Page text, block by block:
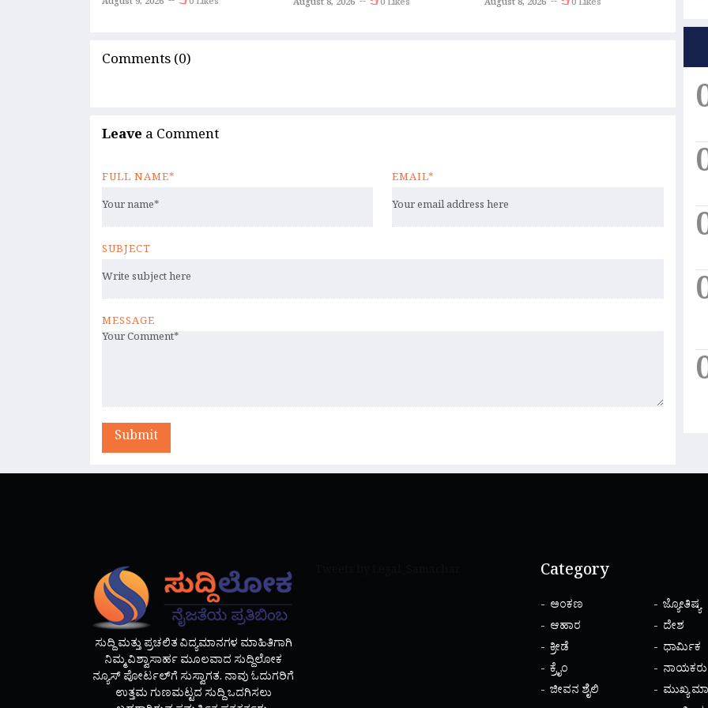
August 9, 2026 0 Likes ಸಂಸದೆ!
August 8, 2026 0 Likes August 8, 2026 0 Likes
Comments (0)
Leave a Comment
FULL NAME* EMAIL*
SUBJECT
MESSAGE
Submit
ಸುದ್ದಿ ಮತ್ತು ಪ್ರಚಲಿತ ವಿದ್ಯಮಾನಗಳ ಮಾಹಿತಿಗಾಗಿ
ನಿಮ್ಮ ವಿಶ್ವಾಸಾರ್ಹ ಮೂಲವಾದ ಸುದ್ದಿಲೋಕ
ನ್ಯೂಸ್ ಪೋರ್ಟಲ್‌ಗೆ ಸುಸ್ವಾಗತ. ನಾವು ಓದುಗರಿಗೆ
ಉತ್ತಮ ಗುಣಮಟ್ಟದ ಸುದ್ದಿ ಒದಗಿಸಲು
Category
ಅಂಕಣ
ಆಹಾರ
ಕ್ರೀಡೆ
ಕ್ರೈಂ
ಜೀವನ ಶೈಲಿ
ಜ್ಯೋತಿಷ್ಯ
ದೇಶ
ಧಾರ್ಮಿಕ
ನಾಯಕರು
ಮುಖ್ಯ